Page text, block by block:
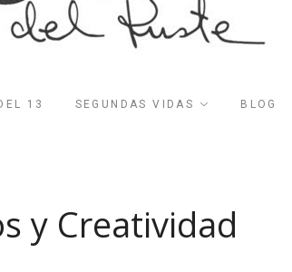
13 SEGUNDAS VIDAS BLOG
y Creatividad